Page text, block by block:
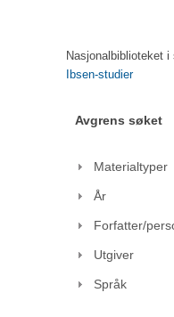
Nasjonalbiblioteket i
Ibsen-studier
Avgrens søket
Materialtyper
År
Forfatter/
Utgiver
Språk